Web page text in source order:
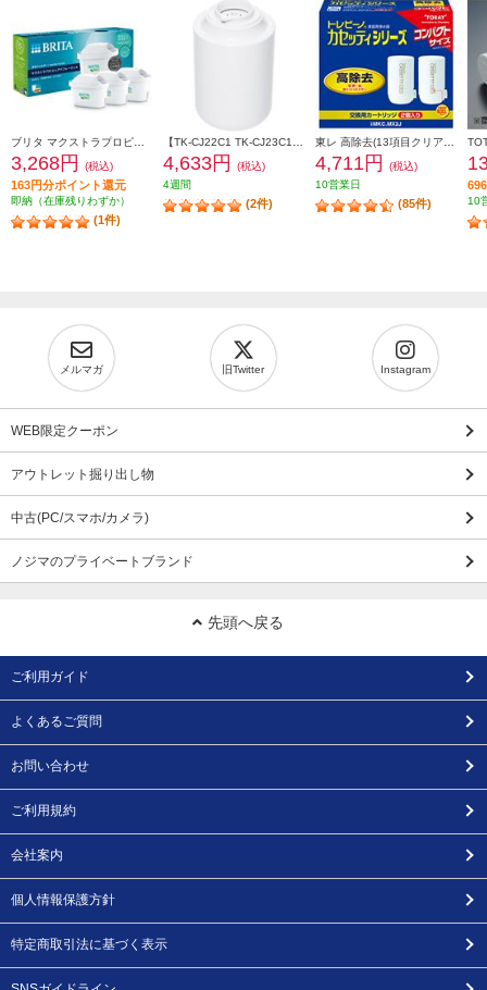
3,268円 (税込)
163円分ポイント還元
即納（在庫残りわずか）
(1件)
4,633円
(税込)
4週間
(2件)
4,711円
(税込)
10営業日
(85件) 10
メルマガ 旧Twitter Instagram
WEB限定クーポン
アウトレット掘り出し物
中古(PC/スマホ/カメラ)
ノジマのプライベートブランド
先頭へ戻る
ご利用ガイド
よくあるご質問
お問い合わせ
ご利用規約
会社案内
個人情報保護方針
特定商取引法に基づく表示